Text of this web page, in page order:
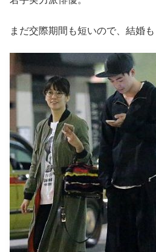
まだ交際期間も短いので、結婚も